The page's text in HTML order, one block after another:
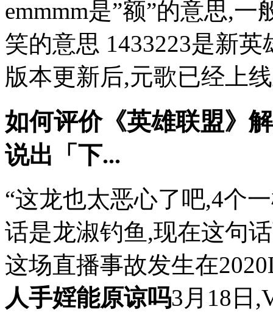
emmmm是”额”的意思,
笑的意思 1433223是新
版本更新后,元歌已经上
如何评价《英雄联盟》
说出「下...
“这龙也太恶心了吧,4个
话是龙淑钓鱼,现在这句
这场直播事故发生在
人手婬能原谅吗3月18日